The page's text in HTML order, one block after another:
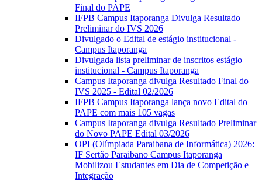
Final do PAPE
IFPB Campus Itaporanga Divulga Resultado
Preliminar do IVS 2026
Divulgado o Edital de estágio institucional -
Campus Itaporanga
Divulgada lista preliminar de inscritos estágio
institucional - Campus Itaporanga
Campus Itaporanga divulga Resultado Final do
IVS 2025 - Edital 02/2026
IFPB Campus Itaporanga lança novo Edital do
PAPE com mais 105 vagas
Campus Itaporanga divulga Resultado Preliminar
do Novo PAPE Edital 03/2026
OPI (Olímpiada Paraibana de Informática) 2026:
IF Sertão Paraibano Campus Itaporanga
Mobilizou Estudantes em Dia de Competição e
Integração